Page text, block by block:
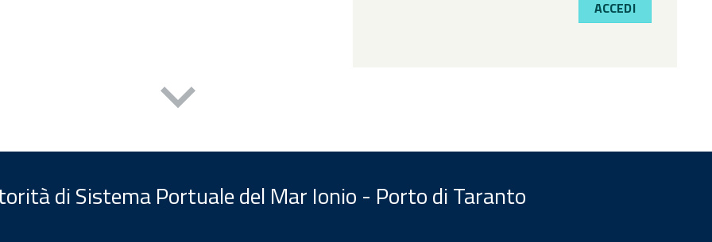
ACCEDI
di Sistema Portuale del Mar Ionio - Porto di Taranto